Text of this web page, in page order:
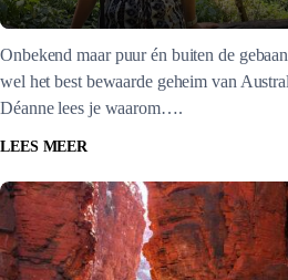
Onbekend maar puur én buiten de
wel het best bewaarde geheim van
Déanne lees je waarom….
LEES MEER